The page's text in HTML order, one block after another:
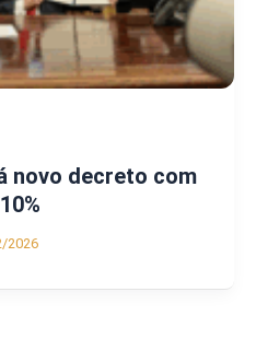
novo decreto com
2026